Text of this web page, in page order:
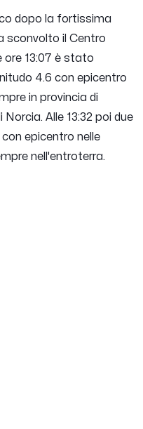
dopo la fortissima
sconvolto il Centro
ore 13:07 è stato
4.6 con epicentro
in provincia di
Norcia. Alle 13:32 poi due
epicentro nelle
nell'entroterra.